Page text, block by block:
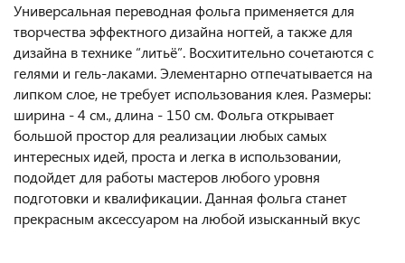
Универсальная переводная фольга применяется для
творчества эффектного дизайна ногтей, а также для
дизайна в технике “литьё”. Восхитительно сочетаются с
гелями и гель-лаками. Элементарно отпечатывается на
липком слое, не требует использования клея. Размеры:
ширина - 4 см., длина - 150 см. Фольга открывает
большой простор для реализации любых самых
интересных идей, проста и легка в использовании,
подойдет для работы мастеров любого уровня
подготовки и квалификации. Данная фольга станет
прекрасным аксессуаром на любой изысканный вкус